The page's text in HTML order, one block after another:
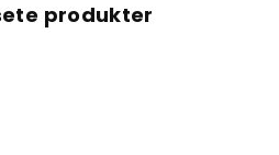
produkter